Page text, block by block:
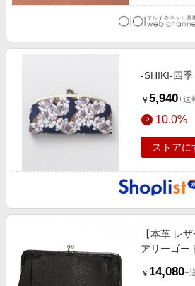
-SHIKI-四
￥ 5,940+送
10.0%
ストアに
【本革 レ
アリーゴー
￥ 14,080+